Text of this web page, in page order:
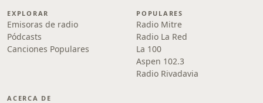
EXPLORAR
Emisoras de radio
Pódcasts
Canciones Populares
POPULARES
Radio Mitre
Radio La Red
La 100
Aspen 102.3
Radio Rivadavia
ACERCA DE